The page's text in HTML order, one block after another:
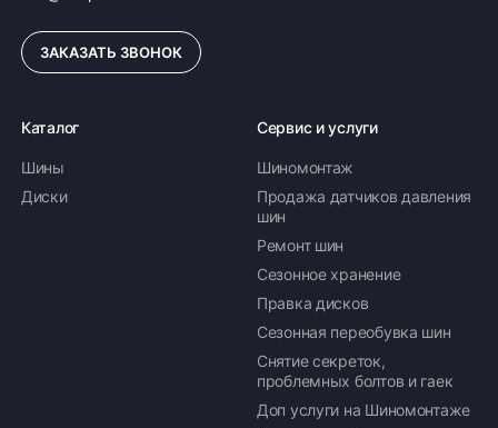
ЗАКАЗАТЬ ЗВОНОК
Каталог
Шины
Диски
Сервис и услуги
Шиномонтаж
Продажа датчиков давления
шин
Ремонт шин
Сезонное хранение
Правка дисков
Сезонная переобувка шин
Снятие секреток,
проблемных болтов и гаек
Доп услуги на Шиномонтаже